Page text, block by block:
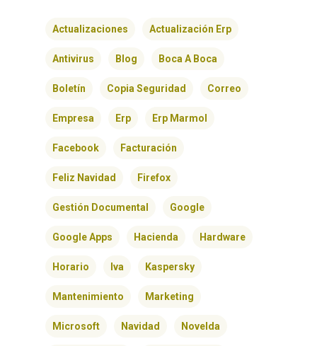
Actualizaciones Actualización Erp
Antivirus Blog Boca A Boca
Boletín Copia Seguridad Correo
Empresa Erp Erp Marmol
Facebook Facturación
Feliz Navidad Firefox
Gestión Documental Google
Google Apps Hacienda Hardware
Horario Iva Kaspersky
Mantenimiento Marketing
Microsoft Navidad Novelda
SOLNEX
SERVICIOS
BLOG